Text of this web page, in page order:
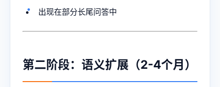
出现在部分长尾问答中
第二阶段：语义扩展（2-4个月）